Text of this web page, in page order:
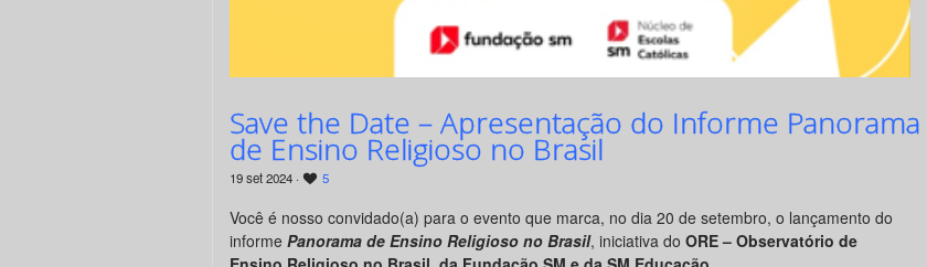
Save the Date – Apresentação do Informe Panorama
de Ensino Religioso no Brasil
19 set 2024 · 5
Você é nosso convidado(a) para o evento que marca, no dia 20 de setembro, o lançamento do
informe Panorama de Ensino Religioso no Brasil, iniciativa do ORE – Observatório de